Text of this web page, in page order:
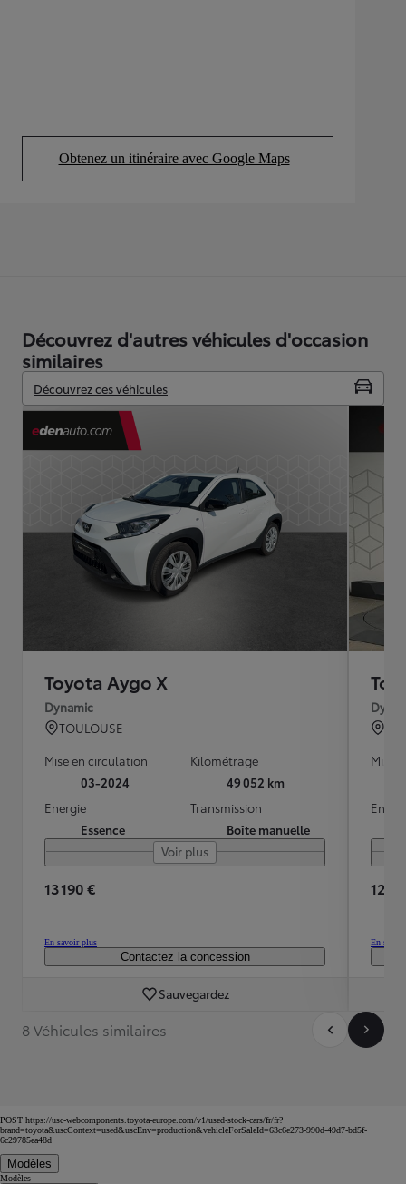
Obtenez un itinéraire avec Google Maps
(Opens in new tab)
Découvrez d'autres véhicules d'occasion
similaires
Découvrez ces véhicules
Toyota Aygo X
Dynamic
TOULOUSE
Mise en circulation
03-2024
Kilométrage
49 052 km
Energie
Essence
Transmission
Boîte manuelle
Voir plus
13 190 €
En savoir plus
Contactez la concession
Sauvegardez
Mise
12
En
8 Véhicules similaires
POST https://usc-webcomponents.toyota-europe.com/v1/used-stock-cars/fr/fr?
brand=toyota&uscContext=used&uscEnv=production&vehicleForSaleId=63c6e273-990d-49d7-bd5f-
6c29785ea48d
Modèles
Modèles